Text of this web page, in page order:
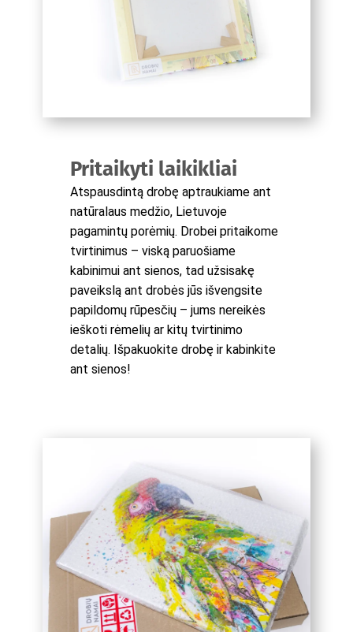
Pritaikyti laikikliai
Atspausdintą drobę aptraukiame ant
natūralaus medžio, Lietuvoje
pagamintų porėmių. Drobei pritaikome
tvirtinimus – viską paruošiame
kabinimui ant sienos, tad užsisakę
paveikslą ant drobės jūs išvengsite
papildomų rūpesčių – jums nereikės
ieškoti rėmelių ar kitų tvirtinimo
detalių. Išpakuokite drobę ir kabinkite
ant sienos!